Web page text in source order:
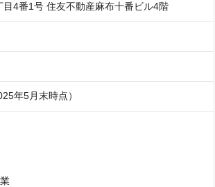
4番1号 住友不動産麻布十番ビル4階
年5月末時点）